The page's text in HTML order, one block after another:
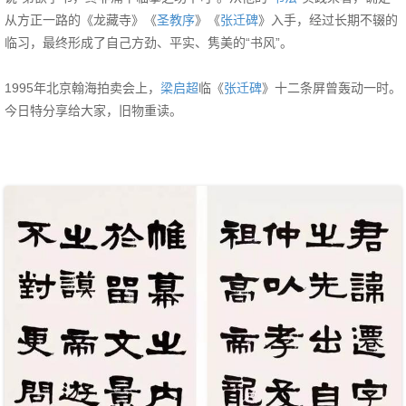
从方正一路的《龙藏寺》《圣教序》《张迁碑》入手，经过长期不辍的
临习，最终形成了自己方劲、平实、隽美的“书风”。
1995年北京翰海拍卖会上， 梁启超临《张迁碑》十二条屏曾轰动一时。
今日特分享给大家，旧物重读。